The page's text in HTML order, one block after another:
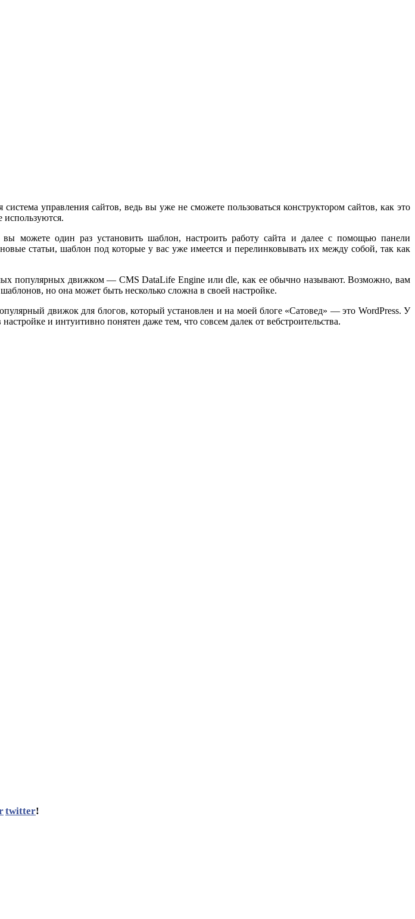
управления сайтов, ведь вы уже не сможете пользоваться конструктором сайтов, как это
используются.
можете один раз установить шаблон, настроить работу сайта и далее с помощью панели
статьи, шаблон под которые у вас уже имеется и перелинковывать их между собой, так как
популярных движком — CMS DataLife Engine или dle, как ее обычно называют. Возможно, вам
но она может быть несколько сложна в своей настройке.
движок для блогов, который установлен и на моей блоге «Сатовед» — это WordPress. У
и интуитивно понятен даже тем, что совсем далек от вебстроительства.
twitter!